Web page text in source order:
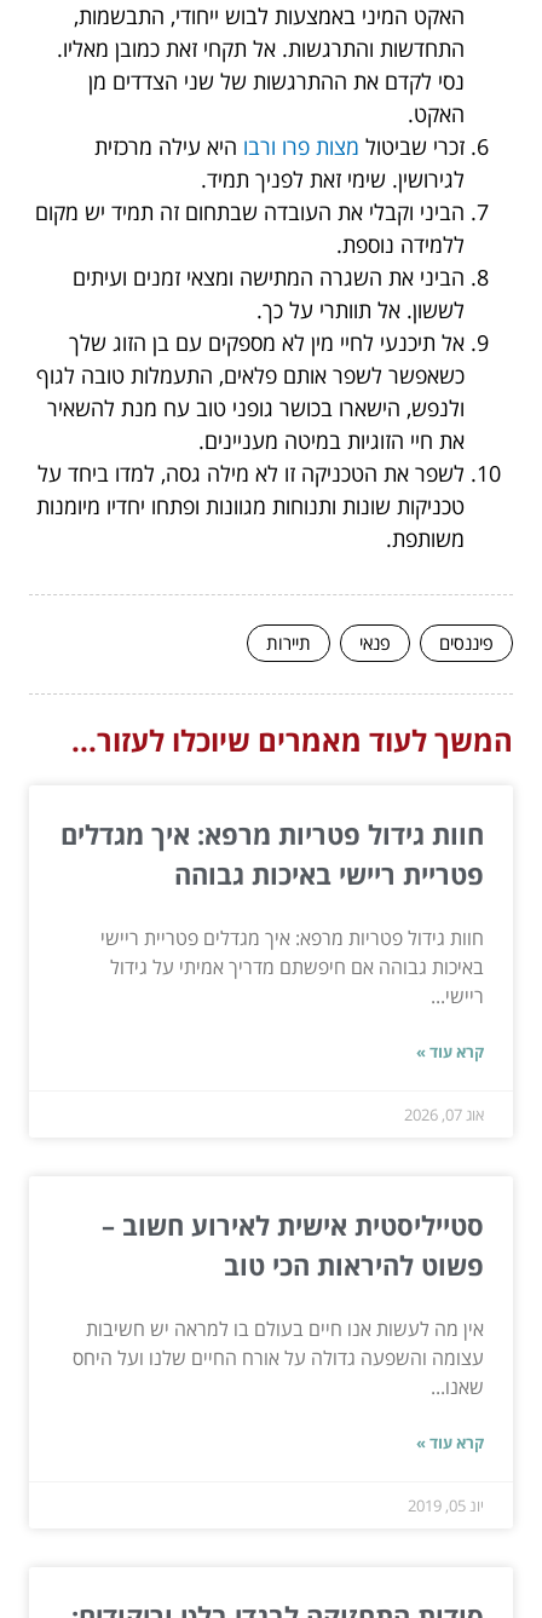
האקט המיני באמצעות לבוש ייחודי, התבשמות,
התחדשות והתרגשות. אל תקחי זאת כמובן מאליו.
נסי לקדם את ההתרגשות של שני הצדדים מן
האקט.
זכרי שביטול מצות פרו ורבו היא עילה מרכזית
לגירושין. שימי זאת לפניך תמיד.
הביני וקבלי את העובדה שבתחום זה תמיד יש מקום
ללמידה נוספת.
הביני את השגרה המתישה ומצאי זמנים ועיתים
לששון. אל תוותרי על כך.
אל תיכנעי לחיי מין לא מספקים עם בן הזוג שלך
כשאפשר לשפר אותם פלאים, התעמלות טובה לגוף
ולנפש, הישארו בכושר גופני טוב עח מנת להשאיר
את חיי הזוגיות במיטה מעניינים.
לשפר את הטכניקה זו לא מילה גסה, למדו ביחד על
טכניקות שונות ותנוחות מגוונות ופתחו יחדיו מיומנות
משותפת.
פיננסים פנאי תיירות
המשך לעוד מאמרים שיוכלו לעזור...
חוות גידול פטריות מרפא: איך מגדלים
פטריית ריישי באיכות גבוהה
חוות גידול פטריות מרפא: איך מגדלים פטריית ריישי
באיכות גבוהה אם חיפשתם מדריך אמיתי על גידול
ריישי...
קרא עוד »
אוג 07, 2026
סטייליסטית אישית לאירוע חשוב –
פשוט להיראות הכי טוב
אין מה לעשות אנו חיים בעולם בו למראה יש חשיבות
עצומה והשפעה גדולה על אורח החיים שלנו ועל היחס
שאנו...
קרא עוד »
יונ 05, 2019